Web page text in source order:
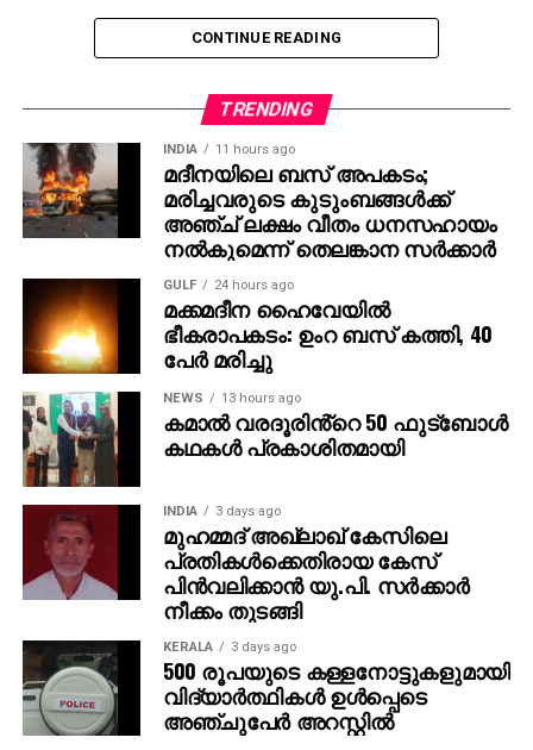
ശബരിമല മകരവിളക്ക് തീര്‍ത്ഥാടനം പുരോഗമിക്കുന്ന
സാഹചര്യത്തില്‍ സന്നിധാനം, പമ്പ, നിലക്കല്‍
മഴയ്ക്കുള്ള സാധ്യതയെ കുറിച്ച് കാലാവസ്ഥ വകുപ്പ്
പ്രത്യേക മുന്നറിയിപ്പ് നല്‍കിയിട്ടുണ്ട്.
തീര്‍ത്ഥാടകര്‍ മുന്‍കരുതലുകള്‍ സ്വീകരിക്കണമെന്ന്
അധികൃതര്‍ അറിയിച്ചു.
CONTINUE READING
TRENDING
INDIA 11 hours ago
മദീനയിലെ ബസ് അപകടം;
മരിച്ചവരുടെ കുടുംബങ്ങള്‍ക്ക്
അഞ്ച് ലക്ഷം വീതം ധനസഹായം
നല്‍കുമെന്ന് തെലങ്കാന സര്‍ക്കാര്‍
GULF 24 hours ago
മക്കമദീന ഹൈവേയില്‍
ഭീകരാപകടം: ഉംറ ബസ് കത്തി, 40
പേര്‍ മരിച്ചു
NEWS 13 hours ago
കമാൽ വരദൂരിൻ്റെ 50 ഫുട്ബോൾ
കഥകൾ പ്രകാശിതമായി
INDIA 3 days ago
മുഹമ്മദ് അഖ്‌ലാഖ് കേസിലെ
പ്രതികള്‍ക്കെതിരായ കേസ്
പിന്‍വലിക്കാന്‍ യു.പി. സര്‍ക്കാര്‍
നീക്കം തുടങ്ങി
KERALA 3 days ago
500 രൂപയുടെ കള്ളനോട്ടുകളുമായി
വിദ്യാര്‍ത്ഥികള്‍ ഉള്‍പ്പെടെ
അഞ്ചുപേര്‍ അറസ്റ്റില്‍